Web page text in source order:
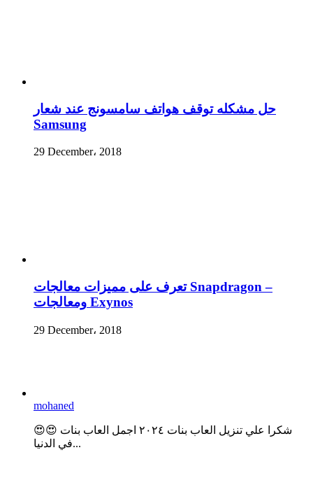
حل مشكله توقف هواتف سامسونج عند شعار
Samsung
29 December، 2018
تعرف على مميزات معالجات Snapdragon –
ومعالجات Exynos
29 December، 2018
mohaned
😍😍 شكرا علي تنزيل العاب بنات ٢٠٢٤ اجمل العاب بنات
في الدنيا...